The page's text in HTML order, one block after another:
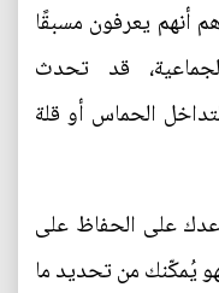
أنهم يعرفون مسبقًا
قد تحدث
الحماس أو قلة
على الحفاظ على
يُمكّنك من تحديد ما